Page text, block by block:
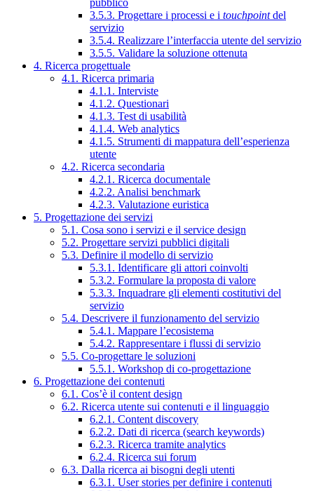
pubblico
3.5.3. Progettare i processi e i touchpointdel
servizio
3.5.4. Realizzare l’interfaccia utente del servizio
3.5.5. Validare la soluzione ottenuta
4. Ricerca progettuale
4.1. Ricerca primaria
4.1.1. Interviste
4.1.2. Questionari
4.1.3. Test di usabilità
4.1.4. Web analytics
4.1.5. Strumenti di mappatura dell’esperienza
utente
4.2. Ricerca secondaria
4.2.1. Ricerca documentale
4.2.2. Analisi benchmark
4.2.3. Valutazione euristica
5. Progettazione dei servizi
5.1. Cosa sono i servizi e il service design
5.2. Progettare servizi pubblici digitali
5.3. Definire il modello di servizio
5.3.1. Identificare gli attori coinvolti
5.3.2. Formulare la proposta di valore
5.3.3. Inquadrare gli elementi costitutivi del
servizio
5.4. Descrivere il funzionamento del servizio
5.4.1. Mappare l’ecosistema
5.4.2. Rappresentare i flussi di servizio
5.5. Co-progettare le soluzioni
5.5.1. Workshop di co-progettazione
6. Progettazione dei contenuti
6.1. Cos’è il content design
6.2. Ricerca utente sui contenuti e il linguaggio
6.2.1. Content discovery
6.2.2. Dati di ricerca (search keywords)
6.2.3. Ricerca tramite analytics
6.2.4. Ricerca sui forum
6.3. Dalla ricerca ai bisogni degli utenti
6.3.1. User stories per definire i contenuti